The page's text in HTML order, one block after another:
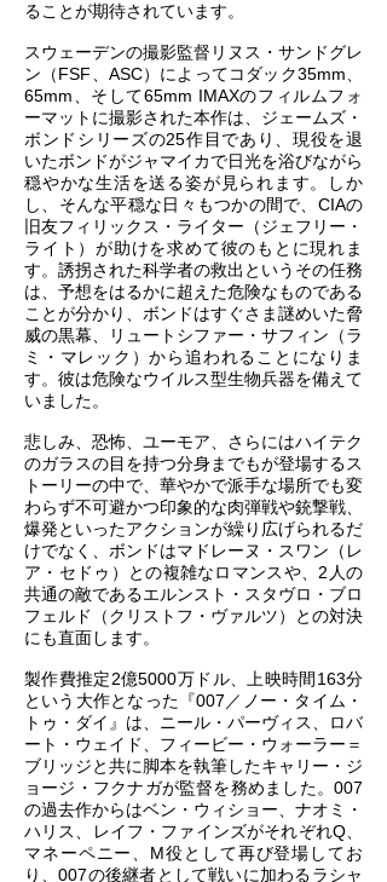
ることが期待されています。
スウェーデンの撮影監督リヌス・サンドグレ
ン（FSF、ASC）によってコダック35mm、
65mm、そして65mm IMAXのフィルムフォ
ーマットに撮影された本作は、ジェームズ・
ボンドシリーズの25作目であり、現役を退
いたボンドがジャマイカで日光を浴びながら
穏やかな生活を送る姿が見られます。しか
し、そんな平穏な日々もつかの間で、CIAの
旧友フィリックス・ライター（ジェフリー・
ライト）が助けを求めて彼のもとに現れま
す。誘拐された科学者の救出というその任務
は、予想をはるかに超えた危険なものである
ことが分かり、ボンドはすぐさま謎めいた脅
威の黒幕、リュートシファー・サフィン（ラ
ミ・マレック）から追われることになりま
す。彼は危険なウイルス型生物兵器を備えて
いました。
悲しみ、恐怖、ユーモア、さらにはハイテク
のガラスの目を持つ分身までもが登場するス
トーリーの中で、華やかで派手な場所でも変
わらず不可避かつ印象的な肉弾戦や銃撃戦、
爆発といったアクションが繰り広げられるだ
けでなく、ボンドはマドレーヌ・スワン（レ
ア・セドゥ）との複雑なロマンスや、2人の
共通の敵であるエルンスト・スタヴロ・ブロ
フェルド（クリストフ・ヴァルツ）との対決
にも直面します。
製作費推定2億5000万ドル、上映時間163分
という大作となった『007／ノー・タイム・
トゥ・ダイ』は、ニール・パーヴィス、ロバ
ート・ウェイド、フィービー・ウォーラー＝
ブリッジと共に脚本を執筆したキャリー・ジ
ョージ・フクナガが監督を務めました。007
の過去作からはベン・ウィショー、ナオミ・
ハリス、レイフ・ファインズがそれぞれQ、
マネーペニー、M役として再び登場してお
り、007の後継者として戦いに加わるラシャ